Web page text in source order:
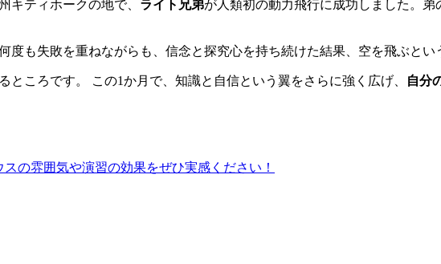
キティホークの地で、 ライト兄弟が人類初の動力飛行に成功しました。
度も失敗を重ねながらも、信念と探究心を持ち続けた結果、空を飛ぶとい
ころです。 この1か月で、知識と自信という翼をさらに強く広げ、 自分